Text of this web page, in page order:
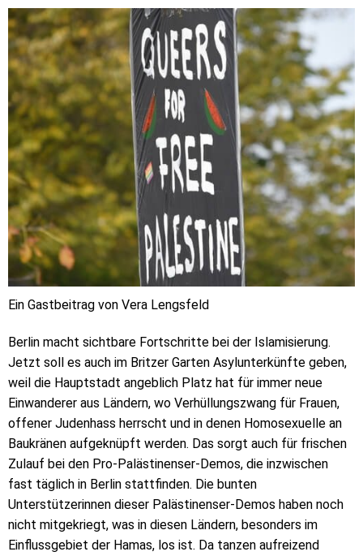
Ein Gastbeitrag von Vera Lengsfeld
Berlin macht sichtbare Fortschritte bei der Islamisierung.
Jetzt soll es auch im Britzer Garten Asylunterkünfte geben,
weil die Hauptstadt angeblich Platz hat für immer neue
Einwanderer aus Ländern, wo Verhüllungszwang für Frauen,
offener Judenhass herrscht und in denen Homosexuelle an
Baukränen aufgeknüpft werden. Das sorgt auch für frischen
Zulauf bei den Pro-Palästinenser-Demos, die inzwischen
fast täglich in Berlin stattfinden. Die bunten
Unterstützerinnen dieser Palästinenser-Demos haben noch
nicht mitgekriegt, was in diesen Ländern, besonders im
Einflussgebiet der Hamas, los ist. Da tanzen aufreizend